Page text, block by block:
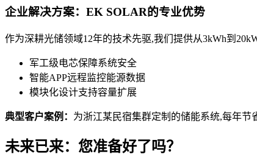
企业解决方案：EK SOLAR的专业优势
作为深耕光储领域12年的技术先驱,我们提供从3kWh到
军工级电芯保障系统安全
智能APP远程监控能源数据
模块化设计支持容量扩展
典型客户案例： 为浙江某民宿集群定制的储能系统,每年节
未来已来：您准备好了吗？